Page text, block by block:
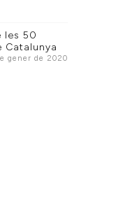
les 50
Catalunya
gener de 2020